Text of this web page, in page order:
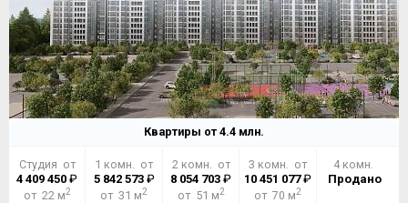
Квартиры от 4.4 млн.
Студия от
4 409 450 ₽
от 22 м2
1 комн. от
5 842 573₽
от 31 м2
2 комн. от
8 054 703 ₽
от 51 м2
3 комн. от
10 451 077₽
от 70 м2
4 комн.
Продано